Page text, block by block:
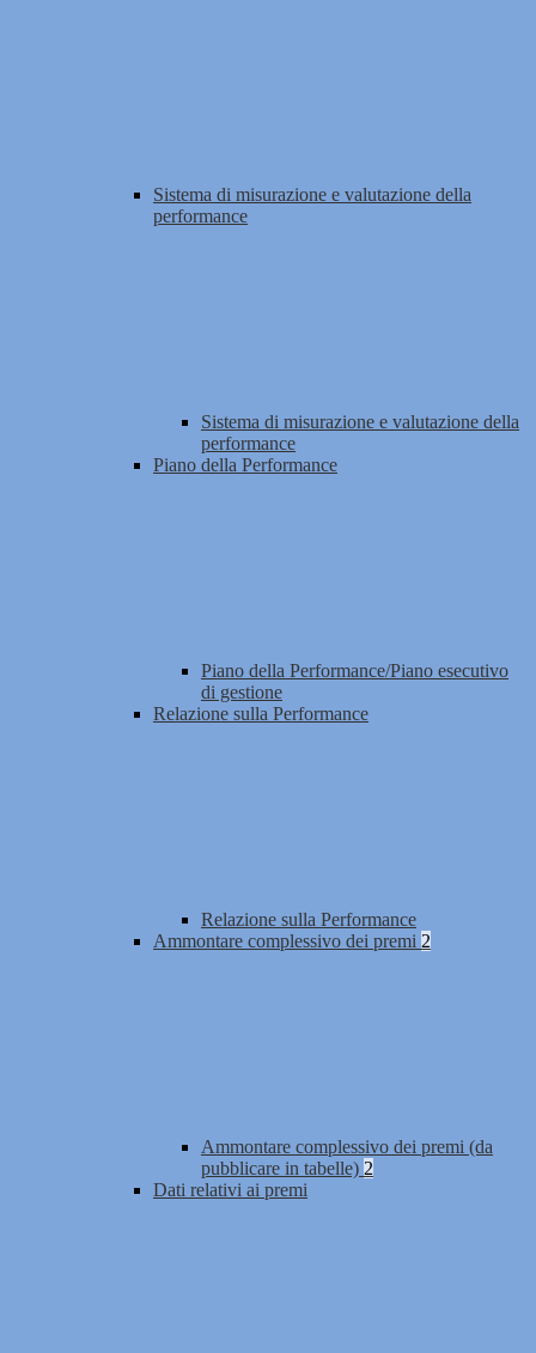
Sistema di misurazione e valutazione della
performance
Sistema di misurazione e valutazione della
performance
Piano della Performance
Piano della Performance/Piano esecutivo
di gestione
Relazione sulla Performance
Relazione sulla Performance
Ammontare complessivo dei premi 2
Ammontare complessivo dei premi (da
pubblicare in tabelle) 2
Dati relativi ai premi